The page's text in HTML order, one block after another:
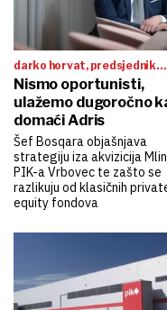
darko horvat, predsjednik
uprave bosqara:
Nismo oportunisti,
ulažemo dugoročno
domaći Adris
Šef Bosqara objašnjava
strategiju iza akvizicija
PIK-a Vrbovec te zašto se
razlikuju od klasičnih
equity fondova